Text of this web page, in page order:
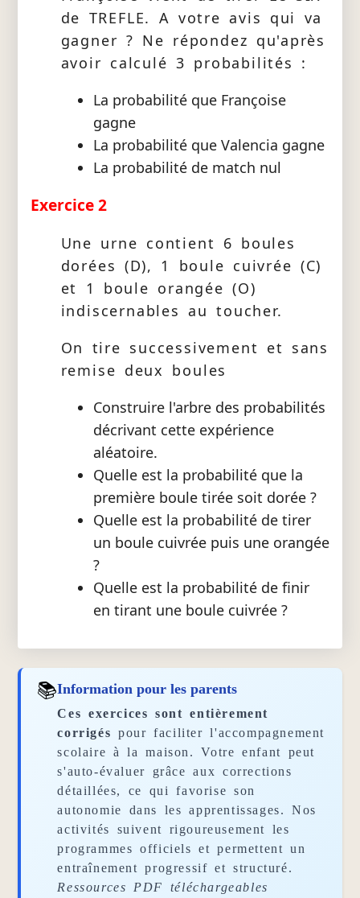
de TREFLE. A votre avis qui va
gagner ? Ne répondez qu'après
avoir calculé 3 probabilités :
La probabilité que Françoise
gagne
La probabilité que Valencia gagne
La probabilité de match nul
Exercice 2
Une urne contient 6 boules
dorées (D), 1 boule cuivrée (C)
et 1 boule orangée (O)
indiscernables au toucher.
On tire successivement et sans
remise deux boules
Construire l'arbre des probabilités
décrivant cette expérience
aléatoire.
Quelle est la probabilité que la
première boule tirée soit dorée ?
Quelle est la probabilité de tirer
un boule cuivrée puis une orangée
?
Quelle est la probabilité de finir
en tirant une boule cuivrée ?
📚Information pour les parents
Ces exercices sont entièrement
corrigés pour faciliter l'accompagnement
scolaire à la maison. Votre enfant peut
s'auto-évaluer grâce aux corrections
détaillées, ce qui favorise son
autonomie dans les apprentissages. Nos
activités suivent rigoureusement les
programmes officiels et permettent un
entraînement progressif et structuré.
Ressources PDF téléchargeables